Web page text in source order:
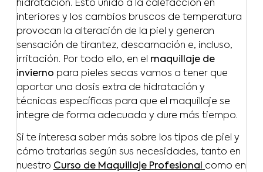
hidratación. Esto unido a la calefacción en
interiores y los cambios bruscos de temperatura
provocan la alteración de la piel y generan
sensación de tirantez, descamación e, incluso,
irritación. Por todo ello, en el maquillaje de
invierno para pieles secas vamos a tener que
aportar una dosis extra de hidratación y
técnicas específicas para que el maquillaje se
integre de forma adecuada y dure más tiempo.
Si te interesa saber más sobre los tipos de piel y
cómo tratarlas según sus necesidades, tanto en
nuestro Curso de Maquillaje Profesional como en